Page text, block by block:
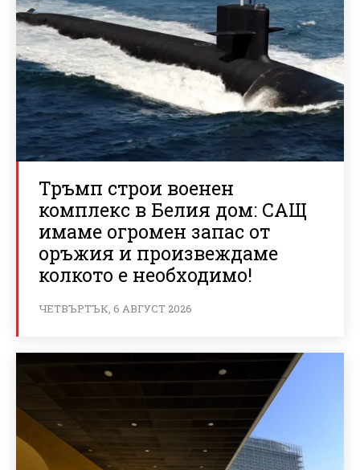
Тръмп строи военен
комплекс в Белия дом: САЩ
имаме огромен запас от
оръжия и произвеждаме
колкото е необходимо!
ЧЕТВЪРТЪК, 6 АВГУСТ 2026